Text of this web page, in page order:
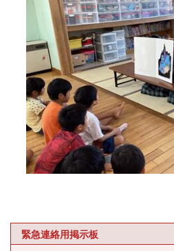
緊急連絡用掲示板